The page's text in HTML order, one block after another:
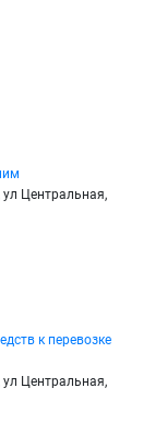
ул Центральная,
к перевозке
ул Центральная,